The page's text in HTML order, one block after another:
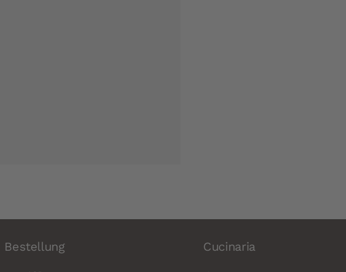
Bestellung Cucinaria